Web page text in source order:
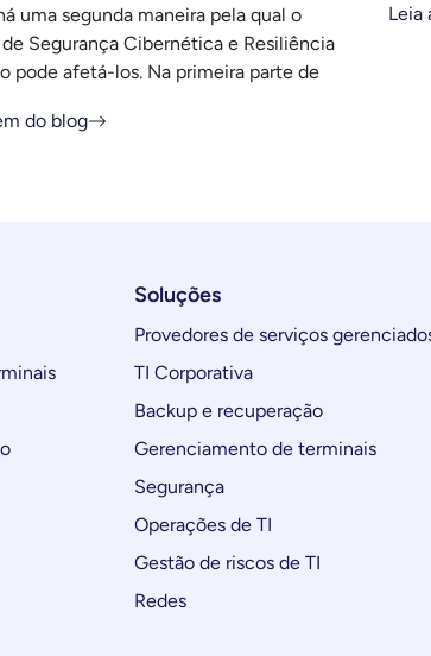
uma segunda maneira pela qual o
Segurança Cibernética e Resiliência
pode afetá-los. Na primeira parte de
do blog
Leia
Soluções
Provedores de serviços
TI Corporativa
Backup e recuperação
Gerenciamento de terminais
Segurança
Operações de TI
Gestão de riscos de TI
Redes